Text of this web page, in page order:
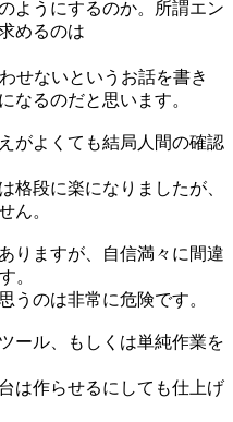
ようにするのか。所謂エン
めるのは
せないというお話を書き
なるのだと思います。
がよくても結局人間の確認
格段に楽になりましたが、
ん。
りますが、自信満々に間違
。
うのは非常に危険です。
ール、もしくは単純作業を
は作らせるにしても仕上げ